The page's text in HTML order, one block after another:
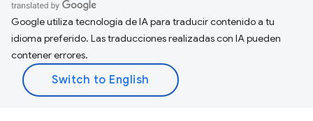
Google utiliza tecnología de IA para traducir contenido a tu
idioma preferido. Las traducciones realizadas con IA pueden
contener errores.